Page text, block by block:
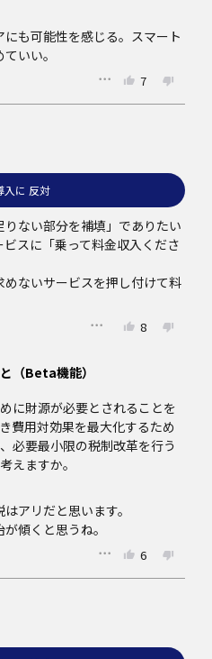
も可能性を感じる。スマート
いい。
7
入に 反対
ない部分を補填」でありたい
スに「乗って料金収入くださ
ないサービスを押し付けて料
8
（Beta機能）
に財源が必要とされることを
費用対効果を最大化するため
必要最小限の税制改革を行う
えますか。
アリだと思います。
傾くと思うね。
6